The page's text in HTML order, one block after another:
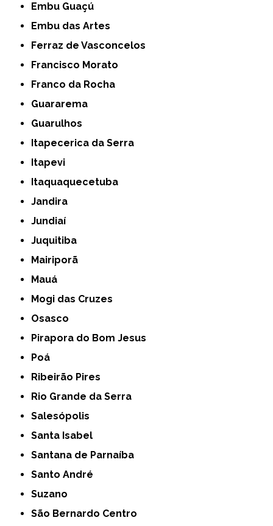
Embu Guaçú
Embu das Artes
Ferraz de Vasconcelos
Francisco Morato
Franco da Rocha
Guararema
Guarulhos
Itapecerica da Serra
Itapevi
Itaquaquecetuba
Jandira
Jundiaí
Juquitiba
Mairiporã
Mauá
Mogi das Cruzes
Osasco
Pirapora do Bom Jesus
Poá
Ribeirão Pires
Rio Grande da Serra
Salesópolis
Santa Isabel
Santana de Parnaíba
Santo André
Suzano
São Bernardo Centro